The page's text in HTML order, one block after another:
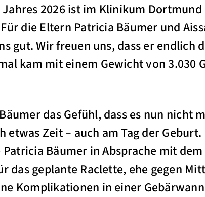
2026 ist im Klinikum
die Eltern Patricia Bäumer und
gut. Wir freuen uns, dass er endlich
kam mit einem Gewicht von 3.030
das Gefühl, dass es nun nicht
etwas Zeit – auch am Tag der
Bäumer in Absprache mit
das geplante Raclette, ehe gegen
Komplikationen in einer